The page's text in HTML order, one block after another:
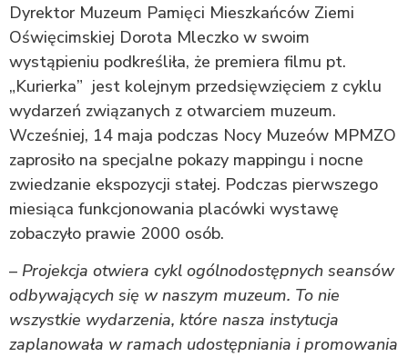
Dyrektor Muzeum Pamięci Mieszkańców Ziemi
Oświęcimskiej Dorota Mleczko w swoim
wystąpieniu podkreśliła, że premiera filmu pt.
„Kurierka” jest kolejnym przedsięwzięciem z cyklu
wydarzeń związanych z otwarciem muzeum.
Wcześniej, 14 maja podczas Nocy Muzeów MPMZO
zaprosiło na specjalne pokazy mappingu i nocne
zwiedzanie ekspozycji stałej. Podczas pierwszego
miesiąca funkcjonowania placówki wystawę
zobaczyło prawie 2000 osób.
– Projekcja otwiera cykl ogólnodostępnych seansów
odbywających się w naszym muzeum. To nie
wszystkie wydarzenia, które nasza instytucja
zaplanowała w ramach udostępniania i promowania